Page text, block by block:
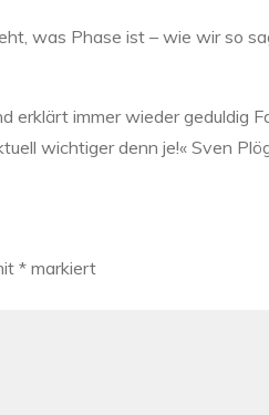
was Phase ist – wie wir so
immer wieder geduldig
wichtiger denn je!« Sven
* markiert